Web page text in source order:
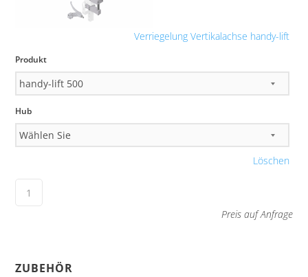
Verriegelung Vertikalachse handy-lift
Produkt
Hub
Löschen
Preis auf Anfrage
ZUBEHÖR